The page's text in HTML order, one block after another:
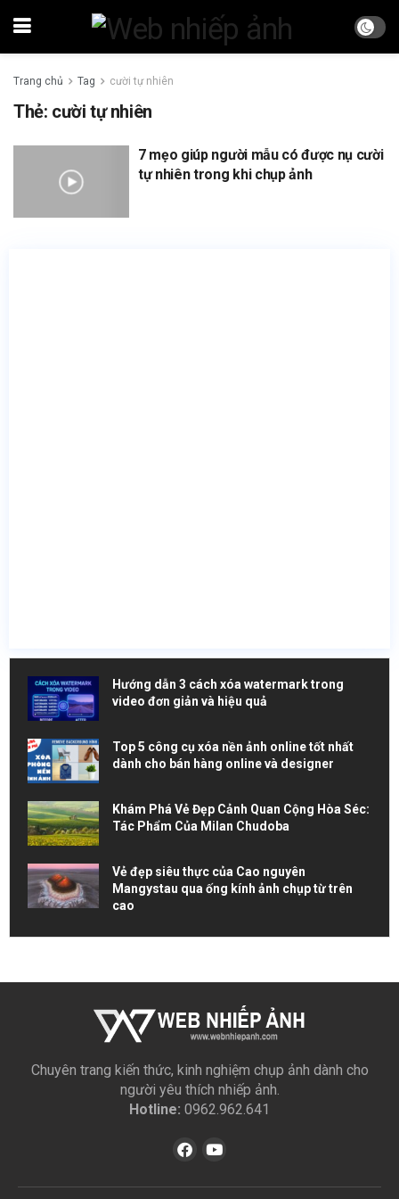
Trang chủ Tag cười tự nhiên
Thẻ: cười tự nhiên
7 mẹo giúp người mẫu có được nụ cười
tự nhiên trong khi chụp ảnh
Hướng dẫn 3 cách xóa watermark trong
video đơn giản và hiệu quả
Top 5 công cụ xóa nền ảnh online tốt nhất
dành cho bán hàng online và designer
Khám Phá Vẻ Đẹp Cảnh Quan Cộng Hòa Séc:
Tác Phẩm Của Milan Chudoba
Vẻ đẹp siêu thực của Cao nguyên
Mangystau qua ống kính ảnh chụp từ trên
cao
Chuyên trang kiến thức, kinh nghiệm chụp ảnh dành cho
người yêu thích nhiếp ảnh.
Hotline: 0962.962.641